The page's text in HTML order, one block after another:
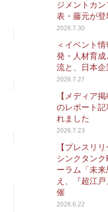
ジメントカ
表・藤元が登
2026.7.30
＜イベント
発・人材育
流と、日本
2026.7.27
【メディア
のレポート記
れました
2026.7.23
【プレスリ
シンクタン
ーラム「未
え、『超江
催
2026.6.22